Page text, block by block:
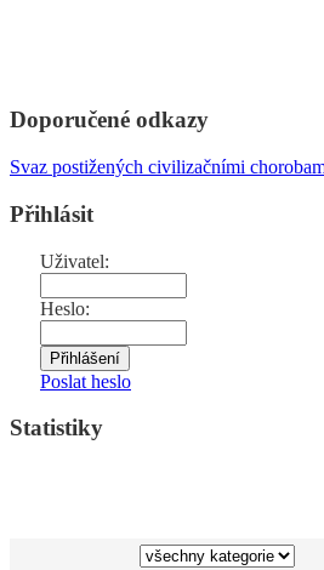
Doporučené odkazy
Svaz postižených civilizačními
Přihlásit
Uživatel:
Heslo:
Poslat heslo
Statistiky